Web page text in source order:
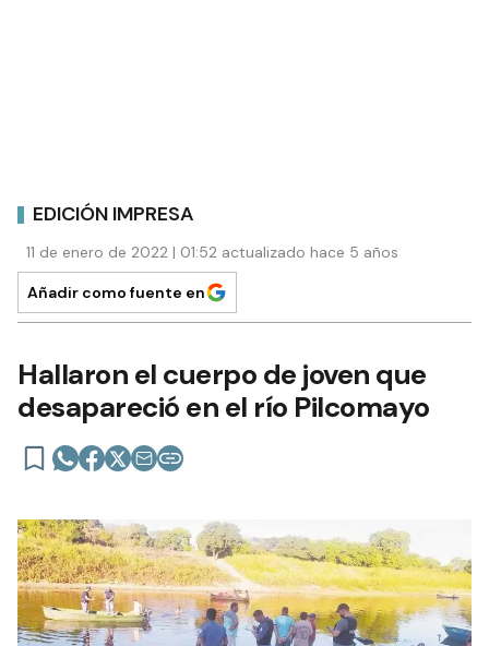
EDICIÓN IMPRESA
11 de enero de 2022 | 01:52 actualizado hace 5 años
Añadir como fuente en
Hallaron el cuerpo de joven que
desapareció en el río Pilcomayo